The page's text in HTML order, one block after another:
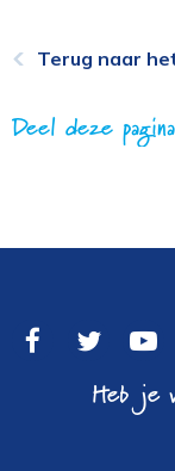
Terug naar
Deel deze pagina
Heb je